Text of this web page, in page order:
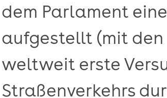
dem Parlament
aufgestellt (mit
weltweit erste
Straßenverkehrs